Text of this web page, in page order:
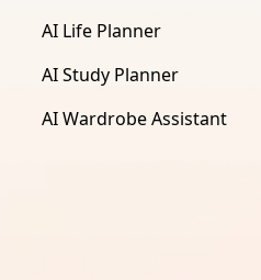
AI Life Planner
AI Study Planner
AI Wardrobe Assistant